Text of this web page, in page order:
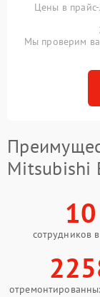
Цены в
Мы проверим
Mitsubishi
10
сотрудников